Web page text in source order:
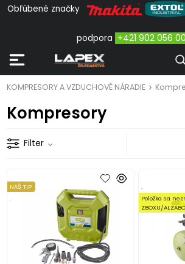
Obľúbené značky
podpora +421 902 056
KOMPRESORY A VZDUCHOVÉ NÁRADIE
Kompresory
Filter
NÁŠ TIP
.
.
Položka sa
ZBOXU/